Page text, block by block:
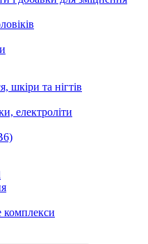
шкіри та нігтів
електроліти
комплекси